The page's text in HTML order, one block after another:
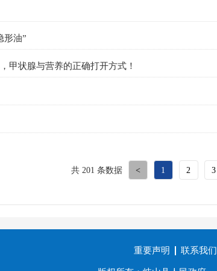
油”
甲状腺与营养的正确打开方式！
共 201 条数据 < 1 2 3
重要声明 联系我们